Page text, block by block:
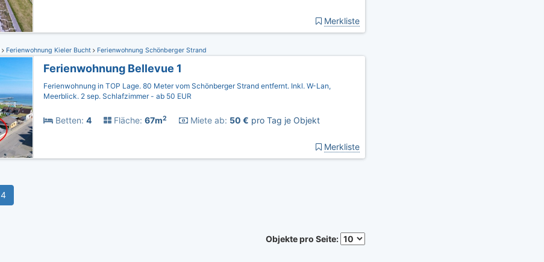
Merkliste
Ferienwohnung Kieler Bucht Ferienwohnung Schönberger Strand
Ferienwohnung Bellevue 1
Ferienwohnung in TOP Lage. 80 Meter vom Schönberger Strand entfernt. Inkl. W-Lan,
Meerblick. 2 sep. Schlafzimmer - ab 50 EUR
Betten: 4 Fläche: 67m2 Miete ab: 50 € pro Tag je Objekt
Merkliste
4
Objekte pro Seite: